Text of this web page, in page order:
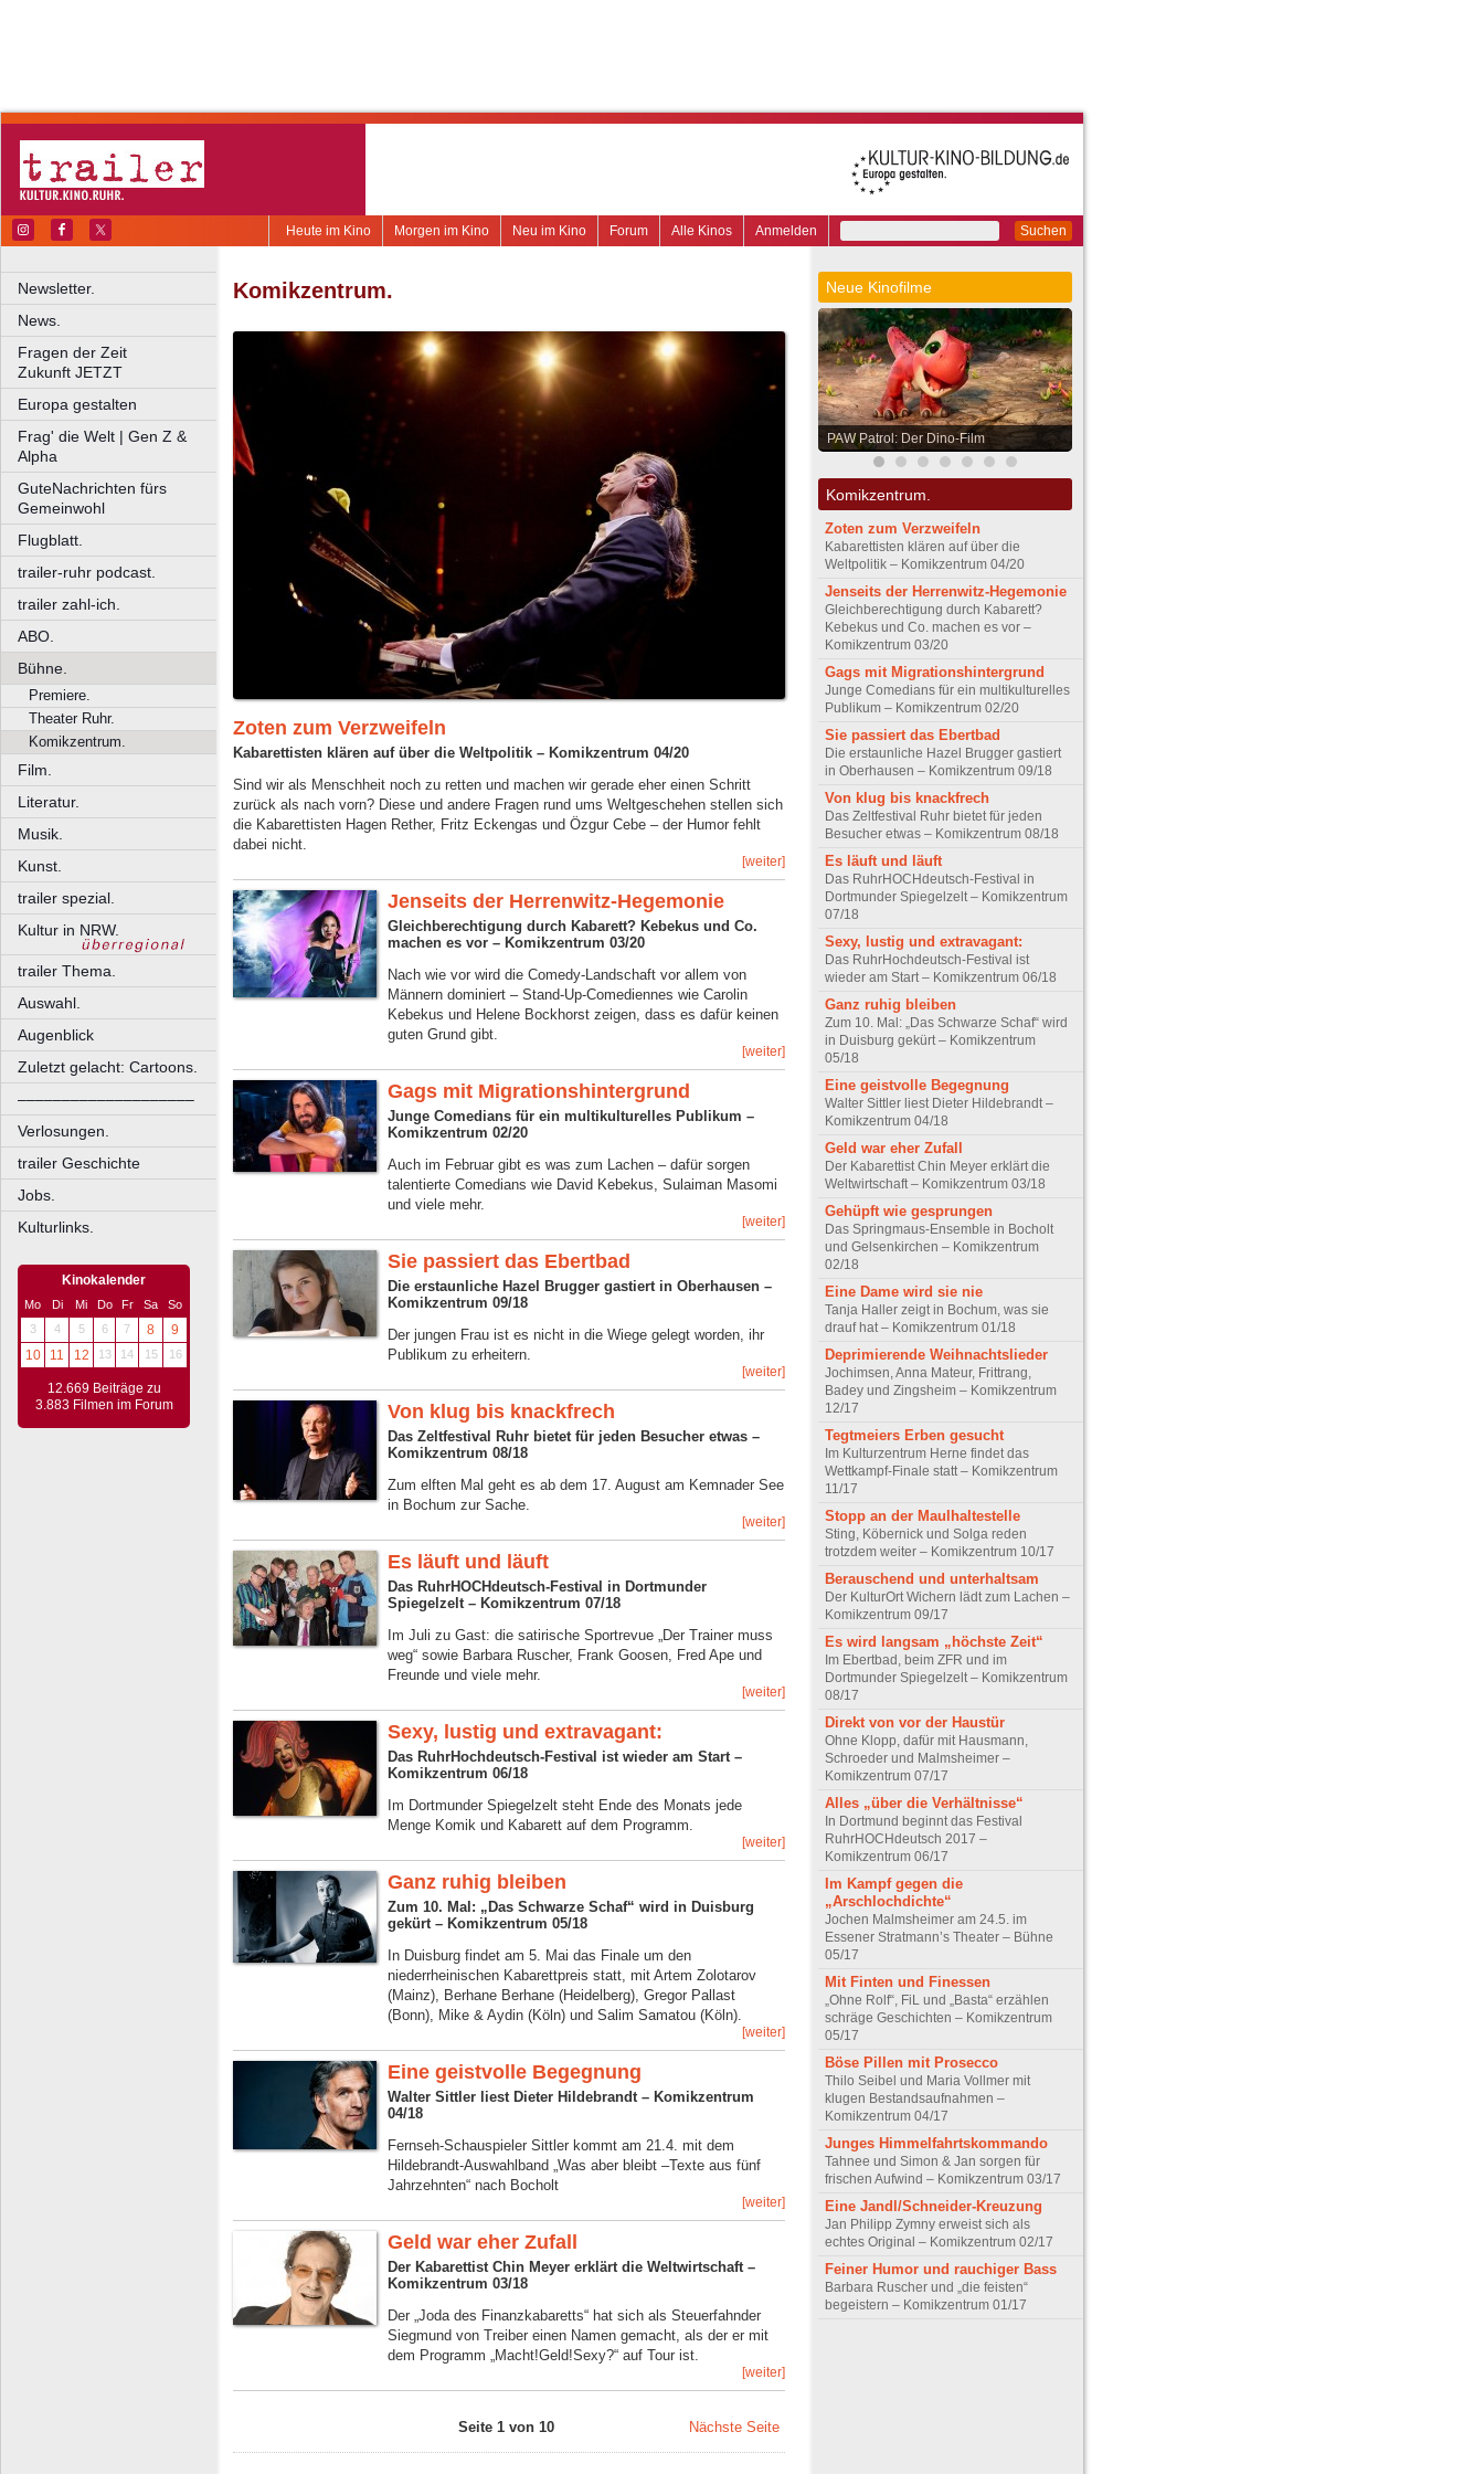
Suchen
Anmelden
Alle Kinos
Forum
Neu im Kino
Morgen im Kino
Heute im Kino
Newsletter.
News.
Fragen der Zeit
Zukunft JETZT
Europa gestalten
Frag' die Welt | Gen Z &
Alpha
GuteNachrichten fürs
Gemeinwohl
Flugblatt.
trailer-ruhr podcast.
trailer zahl-ich.
ABO.
Bühne.
Premiere.
Theater Ruhr.
Komikzentrum.
Film.
Literatur.
Musik.
Kunst.
trailer spezial.
Kultur in NRW.
trailer Thema.
Auswahl.
Augenblick
Zuletzt gelacht: Cartoons.
––––––––––––––––––––
Verlosungen.
trailer Geschichte
Jobs.
Kulturlinks.
Kinokalender
Mo Di Mi Do Fr Sa
So
3
4 5 6 7 8
9
10
11 12 13 14 15 16
12.669 Beiträge zu
3.883 Filmen im Forum
Komikzentrum.
Zoten zum Verzweifeln
Kabarettisten klären auf über die Weltpolitik – Komikzentrum 04/20
Sind wir als Menschheit noch zu retten und machen wir gerade eher einen Schritt
zurück als nach vorn? Diese und andere Fragen rund ums Weltgeschehen stellen sich
die Kabarettisten Hagen Rether, Fritz Eckengas und Özgur Cebe – der Humor fehlt
dabei nicht.
[weiter]
Jenseits der Herrenwitz-Hegemonie
Gleichberechtigung durch Kabarett? Kebekus und Co.
machen es vor – Komikzentrum 03/20
Nach wie vor wird die Comedy-Landschaft vor allem von
Männern dominiert – Stand-Up-Comediennes wie Carolin
Kebekus und Helene Bockhorst zeigen, dass es dafür keinen
guten Grund gibt.
[weiter]
Gags mit Migrationshintergrund
Junge Comedians für ein multikulturelles Publikum –
Komikzentrum 02/20
Auch im Februar gibt es was zum Lachen – dafür sorgen
talentierte Comedians wie David Kebekus, Sulaiman Masomi
und viele mehr.
[weiter]
Sie passiert das Ebertbad
Die erstaunliche Hazel Brugger gastiert in Oberhausen –
Komikzentrum 09/18
Der jungen Frau ist es nicht in die Wiege gelegt worden, ihr
Publikum zu erheitern.
[weiter]
Von klug bis knackfrech
Das Zeltfestival Ruhr bietet für jeden Besucher etwas –
Komikzentrum 08/18
Zum elften Mal geht es ab dem 17. August am Kemnader See
in Bochum zur Sache.
[weiter]
Es läuft und läuft
Das RuhrHOCHdeutsch-Festival in Dortmunder
Spiegelzelt – Komikzentrum 07/18
Im Juli zu Gast: die satirische Sportrevue „Der Trainer muss
weg“ sowie Barbara Ruscher, Frank Goosen, Fred Ape und
Freunde und viele mehr.
[weiter]
Sexy, lustig und extravagant:
Das RuhrHochdeutsch-Festival ist wieder am Start –
Komikzentrum 06/18
Im Dortmunder Spiegelzelt steht Ende des Monats jede
Menge Komik und Kabarett auf dem Programm.
[weiter]
Ganz ruhig bleiben
Zum 10. Mal: „Das Schwarze Schaf“ wird in Duisburg
gekürt – Komikzentrum 05/18
In Duisburg findet am 5. Mai das Finale um den
niederrheinischen Kabarettpreis statt, mit Artem Zolotarov
(Mainz), Berhane Berhane (Heidelberg), Gregor Pallast
(Bonn), Mike & Aydin (Köln) und Salim Samatou (Köln).
[weiter]
Eine geistvolle Begegnung
Walter Sittler liest Dieter Hildebrandt – Komikzentrum
04/18
Fernseh-Schauspieler Sittler kommt am 21.4. mit dem
Hildebrandt-Auswahlband „Was aber bleibt –Texte aus fünf
Jahrzehnten“ nach Bocholt
[weiter]
Geld war eher Zufall
Der Kabarettist Chin Meyer erklärt die Weltwirtschaft –
Komikzentrum 03/18
Der „Joda des Finanzkabaretts“ hat sich als Steuerfahnder
Siegmund von Treiber einen Namen gemacht, als der er mit
dem Programm „Macht!Geld!Sexy?“ auf Tour ist.
[weiter]
Seite 1 von 10 Nächste Seite
Neue Kinofilme
PAW Patrol: Der Dino-Film
Komikzentrum.
Zoten zum Verzweifeln
Kabarettisten klären auf über die
Weltpolitik – Komikzentrum 04/20
Jenseits der Herrenwitz-Hegemonie
Gleichberechtigung durch Kabarett?
Kebekus und Co. machen es vor –
Komikzentrum 03/20
Gags mit Migrationshintergrund
Junge Comedians für ein multikulturelles
Publikum – Komikzentrum 02/20
Sie passiert das Ebertbad
Die erstaunliche Hazel Brugger gastiert
in Oberhausen – Komikzentrum 09/18
Von klug bis knackfrech
Das Zeltfestival Ruhr bietet für jeden
Besucher etwas – Komikzentrum 08/18
Es läuft und läuft
Das RuhrHOCHdeutsch-Festival in
Dortmunder Spiegelzelt – Komikzentrum
07/18
Sexy, lustig und extravagant:
Das RuhrHochdeutsch-Festival ist
wieder am Start – Komikzentrum 06/18
Ganz ruhig bleiben
Zum 10. Mal: „Das Schwarze Schaf“ wird
in Duisburg gekürt – Komikzentrum
05/18
Eine geistvolle Begegnung
Walter Sittler liest Dieter Hildebrandt –
Komikzentrum 04/18
Geld war eher Zufall
Der Kabarettist Chin Meyer erklärt die
Weltwirtschaft – Komikzentrum 03/18
Gehüpft wie gesprungen
Das Springmaus-Ensemble in Bocholt
und Gelsenkirchen – Komikzentrum
02/18
Eine Dame wird sie nie
Tanja Haller zeigt in Bochum, was sie
drauf hat – Komikzentrum 01/18
Deprimierende Weihnachtslieder
Jochimsen, Anna Mateur, Frittrang,
Badey und Zingsheim – Komikzentrum
12/17
Tegtmeiers Erben gesucht
Im Kulturzentrum Herne findet das
Wettkampf-Finale statt – Komikzentrum
11/17
Stopp an der Maulhaltestelle
Sting, Köbernick und Solga reden
trotzdem weiter – Komikzentrum 10/17
Berauschend und unterhaltsam
Der KulturOrt Wichern lädt zum Lachen –
Komikzentrum 09/17
Es wird langsam „höchste Zeit“
Im Ebertbad, beim ZFR und im
Dortmunder Spiegelzelt – Komikzentrum
08/17
Direkt von vor der Haustür
Ohne Klopp, dafür mit Hausmann,
Schroeder und Malmsheimer –
Komikzentrum 07/17
Alles „über die Verhältnisse“
In Dortmund beginnt das Festival
RuhrHOCHdeutsch 2017 –
Komikzentrum 06/17
Im Kampf gegen die
„Arschlochdichte“
Jochen Malmsheimer am 24.5. im
Essener Stratmann’s Theater – Bühne
05/17
Mit Finten und Finessen
„Ohne Rolf“, FiL und „Basta“ erzählen
schräge Geschichten – Komikzentrum
05/17
Böse Pillen mit Prosecco
Thilo Seibel und Maria Vollmer mit
klugen Bestandsaufnahmen –
Komikzentrum 04/17
Junges Himmelfahrtskommando
Tahnee und Simon & Jan sorgen für
frischen Aufwind – Komikzentrum 03/17
Eine Jandl/Schneider-Kreuzung
Jan Philipp Zymny erweist sich als
echtes Original – Komikzentrum 02/17
Feiner Humor und rauchiger Bass
Barbara Ruscher und „die feisten“
begeistern – Komikzentrum 01/17